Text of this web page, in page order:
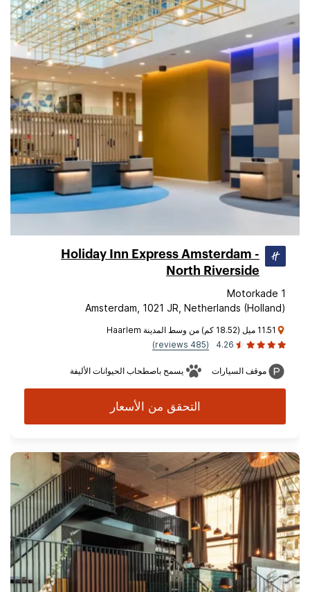
Holiday Inn Express Amsterdam -
North Riverside
Motorkade 1
Amsterdam, 1021 JR, Netherlands (Holland)
11.51 ميل (18.52 كم) من وسط المدينة Haarlem
4.26
(485 reviews)
موقف السيارات يسمح باصطحاب الحيوانات الأليفة
التحقق من الأسعار